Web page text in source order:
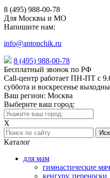
8 (495) 988-00-78
Для Москвы и МО
Напишите нам:
info@antonchik.ru
8 (495) 988-00-78
Бесплатный звонок по РФ
Call-центр работает ПН-ПТ с
суббота и воскресенье
Ваш регион: Москва
Выберите ваш город:
X
Каталог
для мам
гимнастические
кенгуру, переноски